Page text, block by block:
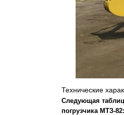
Технические
Следующая
погрузчика МТЗ-82: